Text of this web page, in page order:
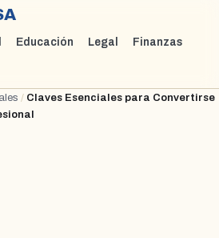
Educación Legal Finanzas
/ Claves Esenciales para Convertirse